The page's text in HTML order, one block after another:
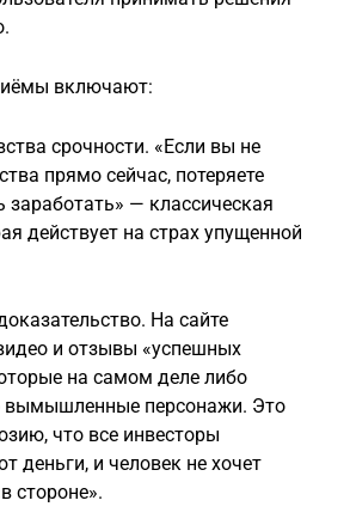
включают:
срочности. «Если вы не
прямо сейчас, потеряете
заработать» — классическая
действует на страх упущенной
На сайте
и отзывы «успешных
на самом деле либо
вымышленные персонажи. Это
что все инвесторы
деньги, и человек не хочет
стороне».